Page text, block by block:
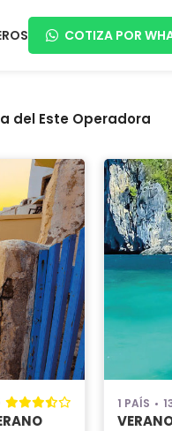
COTIZA POR
del Este Operadora
1 PAÍS